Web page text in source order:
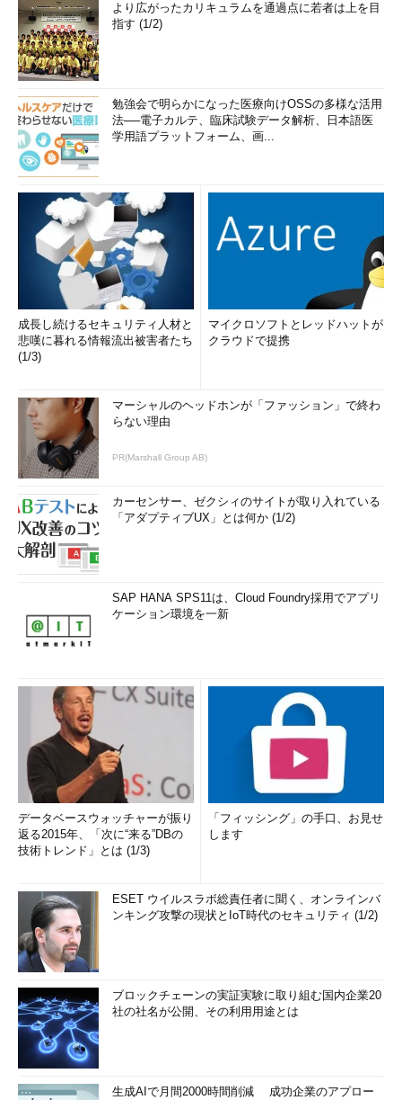
より広がったカリキュラムを通過点に若者は上を目
指す (1/2)
勉強会で明らかになった医療向けOSSの多様な活用
法──電子カルテ、臨床試験データ解析、日本語医
学用語プラットフォーム、画...
成長し続けるセキュリティ人材と
悲嘆に暮れる情報流出被害者たち
(1/3)
マイクロソフトとレッドハットが
クラウドで提携
マーシャルのヘッドホンが「ファッション」で終わ
らない理由
PR(Marshall Group AB)
カーセンサー、ゼクシィのサイトが取り入れている
「アダプティブUX」とは何か (1/2)
SAP HANA SPS11は、Cloud Foundry採用でアプリ
ケーション環境を一新
データベースウォッチャーが振り
返る2015年、「次に“来る”DBの
技術トレンド」とは (1/3)
「フィッシング」の手口、お見せ
します
ESET ウイルスラボ総責任者に聞く、オンラインバ
ンキング攻撃の現状とIoT時代のセキュリティ (1/2)
ブロックチェーンの実証実験に取り組む国内企業20
社の社名が公開、その利用用途とは
生成AIで月間2000時間削減 成功企業のアプロー